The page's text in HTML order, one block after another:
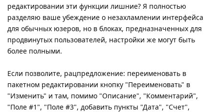
редактировании эти функции лишние? Я полностью
разделяю ваше убеждение о незахламлении интерфейса
для обычных юзеров, но в блоках, предназначенных для
продвинутых пользователей, настройки же могут быть
более полными.
Если позволите, рацпредложение: переименовать в
пакетном редактировании кнопку "Переименовать" в
"Изменить" и там, помимо "Описание", "Комментарий",
"Поле #1", "Поле #3", добавить пункты "Дата", "Счет",